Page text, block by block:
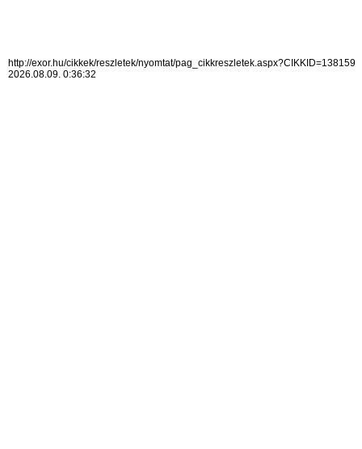
http://exor.hu/cikkek/reszletek/nyomtat/pag_cikkreszletek.aspx?CIKKID=138159
2026.08.09. 0:36:32